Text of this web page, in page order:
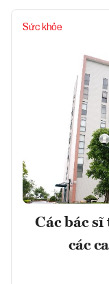
Sức khỏe
Các bác
các